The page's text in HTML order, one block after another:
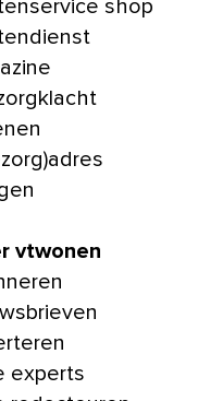
shop
vtwonen
experts